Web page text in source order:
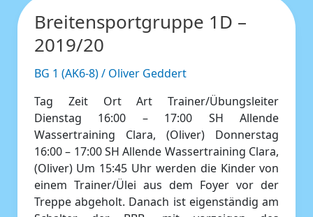
Breitensportgruppe 1D –
2019/20
BG 1 (AK6-8)/ Oliver Geddert
Tag Zeit Ort Art Trainer/Übungsleiter
Dienstag 16:00 – 17:00 SH Allende
Wassertraining Clara, (Oliver) Donnerstag
16:00 – 17:00 SH Allende Wassertraining Clara,
(Oliver) Um 15:45 Uhr werden die Kinder von
einem Trainer/Ülei aus dem Foyer vor der
Treppe abgeholt. Danach ist eigenständig am
Breitensportgruppe
–
2019/20